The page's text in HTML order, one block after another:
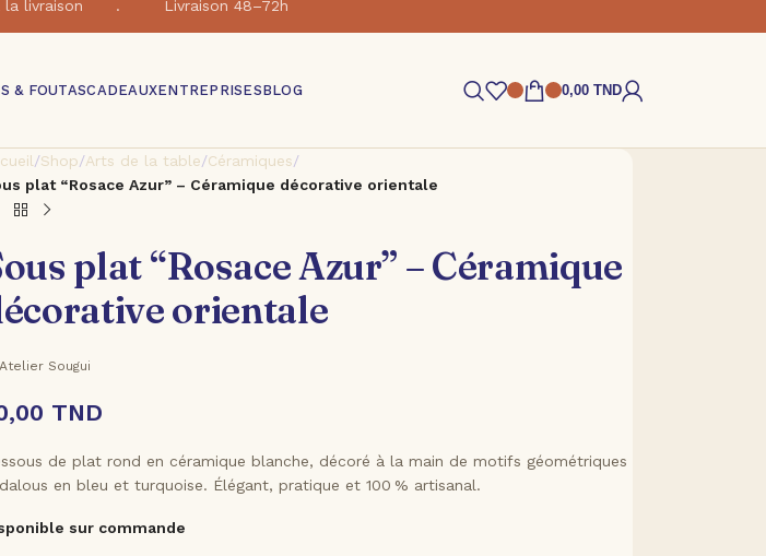
la livraison . Livraison 48–72h
& FOUTASCADEAUXENTREPRISESBLOG 0,00 TND
/Shop/Arts de la table/Céramiques/
plat “Rosace Azur” – Céramique décorative orientale
plat “Rosace Azur” – Céramique
orientale
Atelier Sougui
TND
de plat rond en céramique blanche, décoré à la main de motifs géométriques
en bleu et turquoise. Élégant, pratique et 100 % artisanal.
sur commande